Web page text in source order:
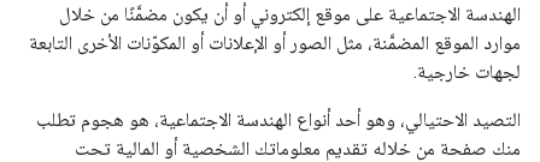
الهندسة الاجتماعية على موقع إلكتروني أو أن يكون مضمَّنًا من خلال
موارد الموقع المضمَّنة، مثل الصور أو الإعلانات أو المكوّنات الأخرى التابعة
لجهات خارجية.
التصيد الاحتيالي، وهو أحد أنواع الهندسة الاجتماعية، هو هجوم تطلب
منك صفحة من خلاله تقديم معلوماتك الشخصية أو المالية تحت